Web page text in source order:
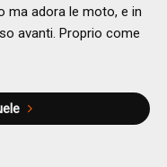
ma adora le moto, e in
avanti. Proprio come